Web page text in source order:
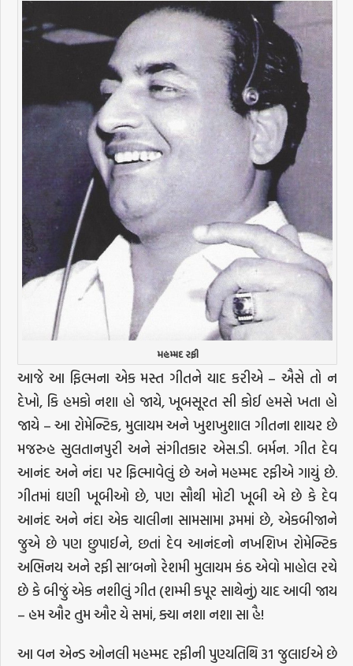
મહમ્મદ રફી
આજે આ ફિલ્મના એક મસ્ત ગીતને યાદ કરીએ – ઐસે તો ન
દેખો, કિ હમકો નશા હો જાયે, ખૂબસૂરત સી કોઈ હમસે ખતા હો
જાયે – આ રોમેન્ટિક, મુલાયમ અને ખુશખુશાલ ગીતના શાયર છે
મજરુહ સુલતાનપુરી અને સંગીતકાર એસ.ડી. બર્મન. ગીત દેવ
આનંદ અને નંદા પર ફિલ્માવેલું છે અને મહમ્મદ રફીએ ગાયું છે.
ગીતમાં ઘણી ખૂબીઓ છે, પણ સૌથી મોટી ખૂબી એ છે કે દેવ
આનંદ અને નંદા એક ચાલીના સામસામા રૂમમાં છે, એકબીજાને
જુએ છે પણ છુપાઈને, છતાં દેવ આનંદનો નખશિખ રોમેન્ટિક
અભિનય અને રફી સા’બનો રેશમી મુલાયમ કંઠ એવો માહોલ રચે
છે કે બીજું એક નશીલું ગીત (શમ્મી કપૂર સાથેનું) યાદ આવી જાય
– હમ ઔર તુમ ઔર યે સમાં, ક્યા નશા નશા સા હૈ!
આ વન એન્ડ ઓનલી મહમ્મદ રફીની પુણ્યતિથિ 31 જુલાઈએ છે